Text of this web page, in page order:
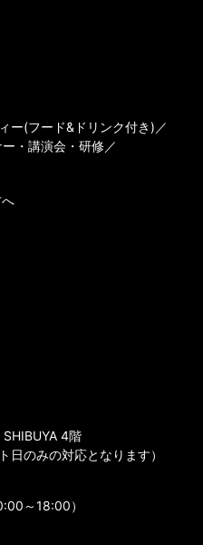
ー(フード&ドリンク付き)
ー・講演会・研修
4階
日のみの対応となります）
～18:00）